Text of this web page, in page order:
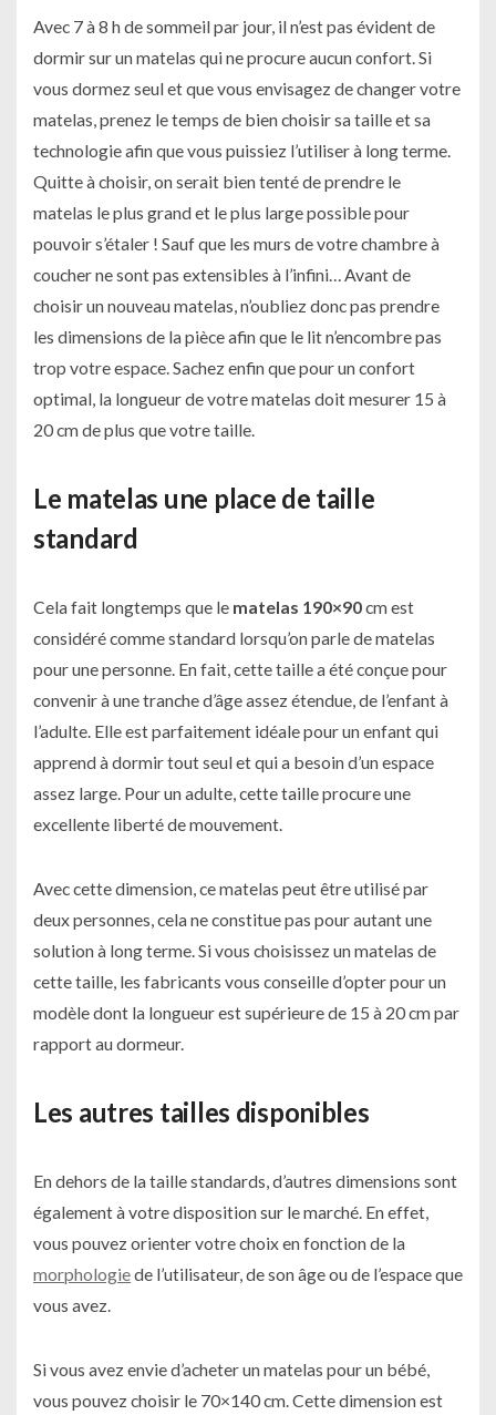
Avec 7 à 8 h de sommeil par jour, il n’est pas évident de
dormir sur un matelas qui ne procure aucun confort. Si
vous dormez seul et que vous envisagez de changer votre
matelas, prenez le temps de bien choisir sa taille et sa
technologie afin que vous puissiez l’utiliser à long terme.
Quitte à choisir, on serait bien tenté de prendre le
matelas le plus grand et le plus large possible pour
pouvoir s’étaler ! Sauf que les murs de votre chambre à
coucher ne sont pas extensibles à l’infini… Avant de
choisir un nouveau matelas, n’oubliez donc pas prendre
les dimensions de la pièce afin que le lit n’encombre pas
trop votre espace. Sachez enfin que pour un confort
optimal, la longueur de votre matelas doit mesurer 15 à
20 cm de plus que votre taille.
Le matelas une place de taille
standard
Cela fait longtemps que le matelas 190×90cm est
considéré comme standard lorsqu’on parle de matelas
pour une personne. En fait, cette taille a été conçue pour
convenir à une tranche d’âge assez étendue, de l’enfant à
l’adulte. Elle est parfaitement idéale pour un enfant qui
apprend à dormir tout seul et qui a besoin d’un espace
assez large. Pour un adulte, cette taille procure une
excellente liberté de mouvement.
Avec cette dimension, ce matelas peut être utilisé par
deux personnes, cela ne constitue pas pour autant une
solution à long terme. Si vous choisissez un matelas de
cette taille, les fabricants vous conseille d’opter pour un
modèle dont la longueur est supérieure de 15 à 20 cm par
rapport au dormeur.
Les autres tailles disponibles
En dehors de la taille standards, d’autres dimensions sont
également à votre disposition sur le marché. En effet,
vous pouvez orienter votre choix en fonction de la
morphologiede l’utilisateur, de son âge ou de l’espace que
vous avez.
Si vous avez envie d’acheter un matelas pour un bébé,
vous pouvez choisir le 70×140 cm. Cette dimension est